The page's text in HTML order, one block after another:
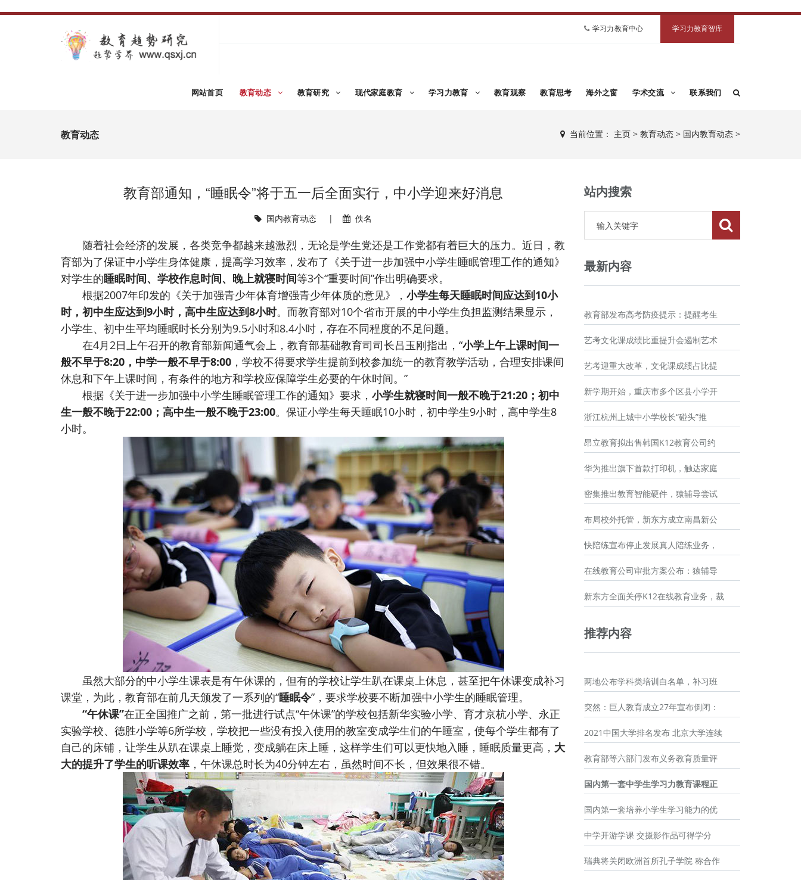
学习力教育中心 学习力教育智库
网站首页 教育动态 教育研究 现代家庭教育 学习力教育 教育观察 教育思考 海外之窗 学术交流 联系我们
教育动态 当前位置： 主页 > 教育动态 > 国内教育动态 >
教育部通知，“睡眠令”将于五一后全面实行，中小学迎来好消息
国内教育动态 | 佚名
随着社会经济的发展，各类竞争都越来越激烈，无论是学生党还是工作党都有着巨大的压力。近日，教
育部为了保证中小学生身体健康，提高学习效率，发布了《关于进一步加强中小学生睡眠管理工作的通知》
对学生的睡眠时间、学校作息时间、晚上就寝时间等3个“重要时间”作出明确要求。
根据2007年印发的《关于加强青少年体育增强青少年体质的意见》， 小学生每天睡眠时间应达到10小
时，初中生应达到9小时，高中生应达到8小时。而教育部对10个省市开展的中小学生负担监测结果显示，
小学生、初中生平均睡眠时长分别为9.5小时和8.4小时，存在不同程度的不足问题。
在4月2日上午召开的教育部新闻通气会上，教育部基础教育司司长吕玉刚指出，“小学上午上课时间一
般不早于8:20，中学一般不早于8:00 ，学校不得要求学生提前到校参加统一的教育教学活动，合理安排课间
休息和下午上课时间，有条件的地方和学校应保障学生必要的午休时间。”
根据《关于进一步加强中小学生睡眠管理工作的通知》要求， 小学生就寝时间一般不晚于21:20；初中
生一般不晚于22:00；高中生一般不晚于23:00。保证小学生每天睡眠10小时，初中学生9小时，高中学生8
小时。
虽然大部分的中小学生课表是有午休课的，但有的学校让学生趴在课桌上休息，甚至把午休课变成补习
课堂，为此，教育部在前几天颁发了一系列的“睡眠令”，要求学校要不断加强中小学生的睡眠管理。
“午休课”在正全国推广之前，第一批进行试点“午休课”的学校包括新华实验小学、育才京杭小学、永正
实验学校、德胜小学等6所学校，学校把一些没有投入使用的教室变成学生们的午睡室，使每个学生都有了
自己的床铺，让学生从趴在课桌上睡觉，变成躺在床上睡，这样学生们可以更快地入睡，睡眠质量更高， 大
大的提升了学生的听课效率 ，午休课总时长为40分钟左右，虽然时间不长，但效果很不错。
站内搜索
最新内容
教育部发布高考防疫提示：提醒考生
艺考文化课成绩比重提升会遏制艺术
艺考迎重大改革，文化课成绩占比提
新学期开始，重庆市多个区县小学开
浙江杭州上城中小学校长“碰头”推
昂立教育拟出售韩国K12教育公司约
华为推出旗下首款打印机，触达家庭
密集推出教育智能硬件，猿辅导尝试
布局校外托管，新东方成立南昌新公
快陪练宣布停止发展真人陪练业务，
在线教育公司审批方案公布：猿辅导
新东方全面关停K12在线教育业务，裁
推荐内容
两地公布学科类培训白名单，补习班
突然：巨人教育成立27年宣布倒闭：
2021中国大学排名发布 北京大学连续
教育部等六部门发布义务教育质量评
国内第一套中学生学习力教育课程正
国内第一套培养小学生学习能力的优
中学开游学课 交摄影作品可得学分
瑞典将关闭欧洲首所孔子学院 称合作